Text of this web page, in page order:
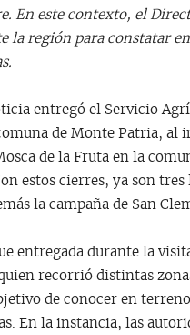
En este contexto, el
la región para constatar
entregó el Servicio
de Monte Patria, al
de la Fruta en la
estos cierres, ya son
la campaña de San
entregada durante la
recorrió distintas
de conocer en
En la instancia, las